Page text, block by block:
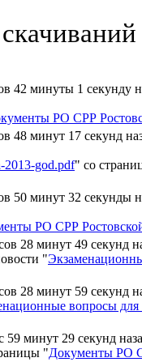
42 минуты 1 секунду
РО СРР
48 минут 17 секунд
2013-god.pdf" со
50 минут 32 секунды
РО СРР
28 минут 49 секунд
"
28 минут 59 секунд
вопросы
59 минут 29 секунд
"Документы РО